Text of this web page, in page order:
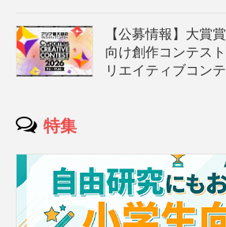
【公募情報】大賞
向け創作コンテス
リエイティブコン
特集